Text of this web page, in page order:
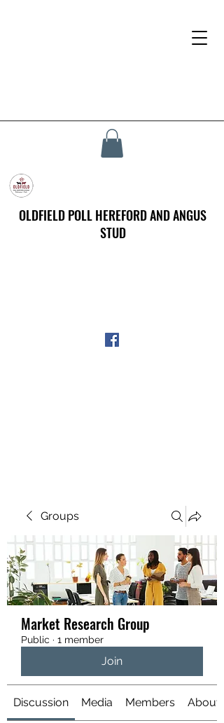
OLDFIELD POLL HEREFORD AND ANGUS
STUD
Groups
Market Research Group
Public · 1 member
Join
Discussion Media Members About